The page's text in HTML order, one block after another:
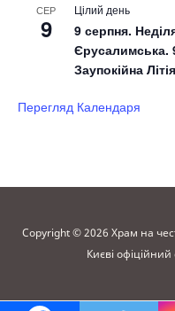
СЕР
9
Цілий день
9 серпня.
Єрусалимська.
Заупокійна
Перегляд Календаря
Copyright © 2026 Храм на
Києві